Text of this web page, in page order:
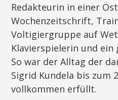
Redakteurin in einer
Wochenzeitschrift,
Voltigiergruppe auf
Klavierspielerin und ein
So war der Alltag der
Sigrid Kundela bis zum
vollkommen erfüllt.